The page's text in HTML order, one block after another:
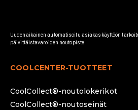
Uudenaikainen automatisoitu asiakaskäyttöön
päivittäistavaroiden noutopiste
COOLCENTER-TUOTTEET
CoolCollect®-noutolokerikot
CoolCollect®-noutoseinät